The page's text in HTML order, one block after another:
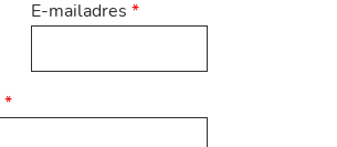
E-mailadres *
*